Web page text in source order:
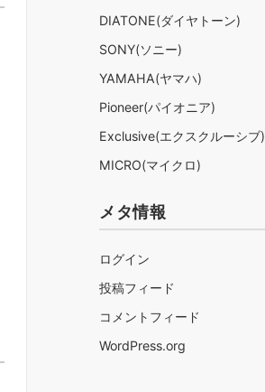
DIATONE(ダイヤトーン)
SONY(ソニー)
YAMAHA(ヤマハ)
Pioneer(パイオニア)
Exclusive(エクスクルーシブ)
MICRO(マイクロ)
メタ情報
ログイン
投稿フィード
コメントフィード
WordPress.org